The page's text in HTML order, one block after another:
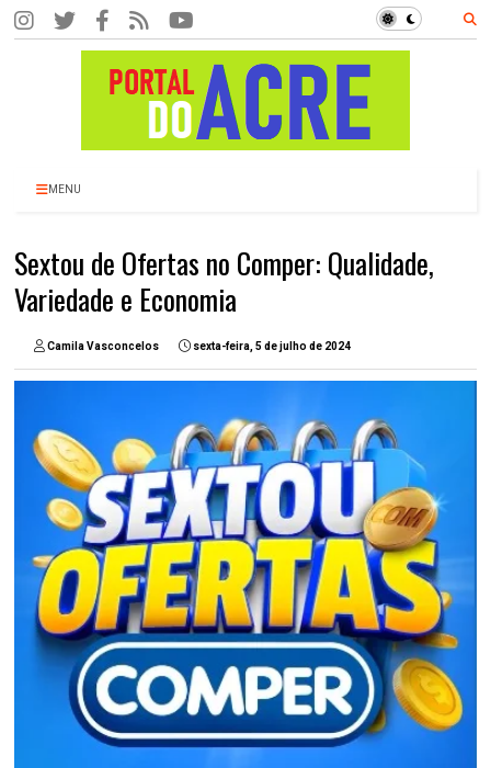
MENU
Sextou de Ofertas no Comper: Qualidade,
Variedade e Economia
Camila Vasconcelos sexta-feira, 5 de julho de 2024